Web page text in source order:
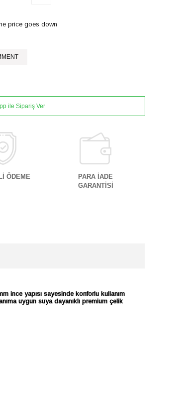
price goes down
ile Sipariş Ver
ÖDEME
PARA İADE
GARANTİSİ
ince yapısı sayesinde konforlu kullanım
uygun suya dayanıklı premium çelik